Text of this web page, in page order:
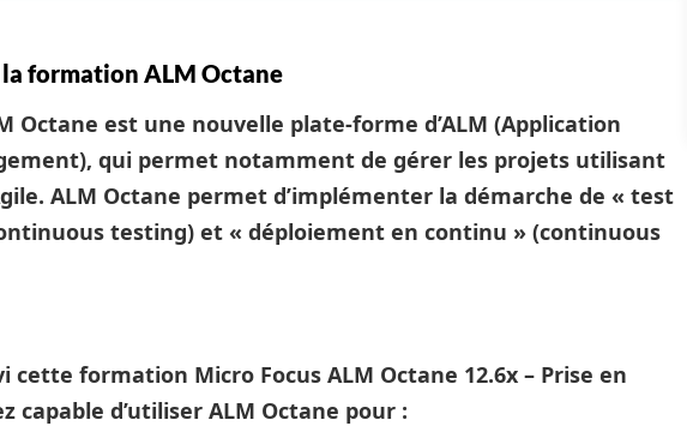
formation ALM Octane
Octane est une nouvelle plate-forme d’ALM (Application
qui permet notamment de gérer les projets utilisant
ALM Octane permet d’implémenter la démarche de « test
testing) et « déploiement en continu » (continuous
cette formation Micro Focus ALM Octane 12.6x – Prise en
capable d’utiliser ALM Octane pour :